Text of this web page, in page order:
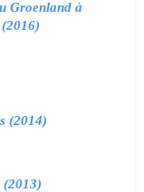
Groenland à
(2014)
(2013)